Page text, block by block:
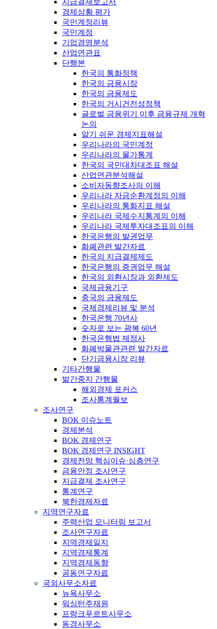
지급결제보고서
경제상황 평가
국민계정리뷰
국민계정
기업경영분석
산업연관표
단행본
한국의 통화정책
한국의 금융시장
한국의 금융제도
한국의 거시건전성정책
글로벌 금융위기 이후 금융규제 개혁
논의
알기 쉬운 경제지표해설
우리나라의 국민계정
우리나라의 물가통계
한국의 국민대차대조표 해설
산업연관분석해설
소비자동향조사의 이해
우리나라 자금순환계정의 이해
우리나라의 통화지표 해설
우리나라 국제수지통계의 이해
우리나라 국제투자대조표의 이해
한국은행의 발권업무
화폐관련 발간자료
한국의 지급결제제도
한국은행의 증권업무 해설
한국의 외환시장과 외환제도
국제금융기구
중국의 금융제도
국제경제리뷰 및 분석
한국은행 70년사
숫자로 보는 광복 60년
한국은행법 제정사
화폐박물관관련 발간자료
단기금융시장 리뷰
기타간행물
발간중지 간행물
해외경제 포커스
조사통계월보
조사연구
BOK 이슈노트
경제분석
BOK 경제연구
BOK 경제연구 INSIGHT
경제전망 핵심이슈·심층연구
금융안정 조사연구
지급결제 조사연구
통계연구
북한경제자료
지역연구자료
주력산업 모니터링 보고서
조사연구자료
지역경제일지
지역경제통계
지역경제동향
공동연구자료
국외사무소자료
뉴욕사무소
워싱턴주재원
프랑크푸르트사무소
동경사무소